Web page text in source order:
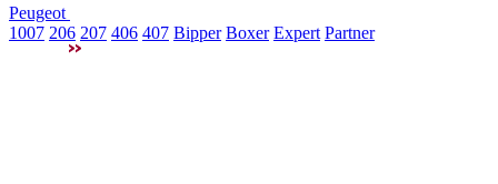
Peugeot
1007 206 207 406 407 Bipper Boxer Expert Partner